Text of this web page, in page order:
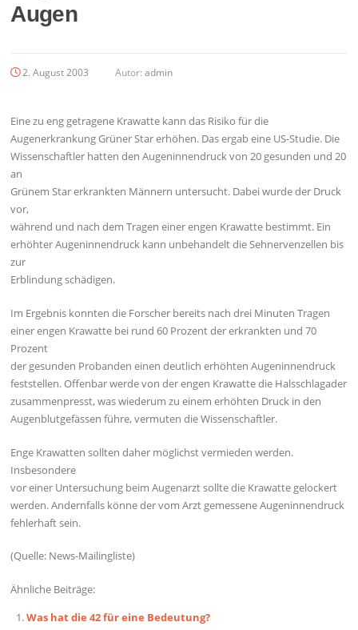
Augen
2. August 2003 Autor:admin
Eine zu eng getragene Krawatte kann das Risiko für die
Augenerkrankung Grüner Star erhöhen. Das ergab eine US-Studie. Die
Wissenschaftler hatten den Augeninnendruck von 20 gesunden und 20
an
Grünem Star erkrankten Männern untersucht. Dabei wurde der Druck
vor,
während und nach dem Tragen einer engen Krawatte bestimmt. Ein
erhöhter Augeninnendruck kann unbehandelt die Sehnervenzellen bis
zur
Erblindung schädigen.
Im Ergebnis konnten die Forscher bereits nach drei Minuten Tragen
einer engen Krawatte bei rund 60 Prozent der erkrankten und 70
Prozent
der gesunden Probanden einen deutlich erhöhten Augeninnendruck
feststellen. Offenbar werde von der engen Krawatte die Halsschlagader
zusammenpresst, was wiederum zu einem erhöhten Druck in den
Augenblutgefässen führe, vermuten die Wissenschaftler.
Enge Krawatten sollten daher möglichst vermieden werden.
Insbesondere
vor einer Untersuchung beim Augenarzt sollte die Krawatte gelockert
werden. Andernfalls könne der vom Arzt gemessene Augeninnendruck
fehlerhaft sein.
(Quelle: News-Mailingliste)
Ähnliche Beiträge:
Was hat die 42 für eine Bedeutung?